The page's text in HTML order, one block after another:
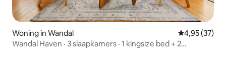
Woning in Wandal Gemiddelde
4,95 (37)
Wandal Haven · 3 slaapkamers · 1 kingsize bed + 2